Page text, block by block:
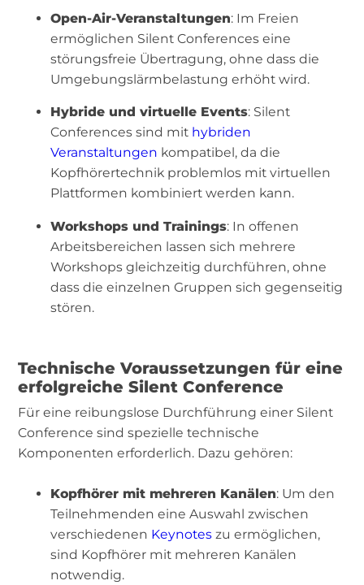
Open-Air-Veranstaltungen: Im Freien
ermöglichen Silent Conferences eine
störungsfreie Übertragung, ohne dass die
Umgebungslärmbelastung erhöht wird.
Hybride und virtuelle Events: Silent
Conferences sind mit hybriden
Veranstaltungen kompatibel, da die
Kopfhörertechnik problemlos mit virtuellen
Plattformen kombiniert werden kann.
Workshops und Trainings: In offenen
Arbeitsbereichen lassen sich mehrere
Workshops gleichzeitig durchführen, ohne
dass die einzelnen Gruppen sich gegenseitig
stören.
Technische Voraussetzungen für eine
erfolgreiche Silent Conference
Für eine reibungslose Durchführung einer Silent
Conference sind spezielle technische
Komponenten erforderlich. Dazu gehören:
Kopfhörer mit mehreren Kanälen: Um den
Teilnehmenden eine Auswahl zwischen
verschiedenen Keynoteszu ermöglichen,
sind Kopfhörer mit mehreren Kanälen
notwendig.